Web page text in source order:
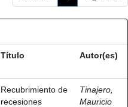
Título Autor(es)
Recubrimiento de
recesiones
Tinajero,
Mauricio